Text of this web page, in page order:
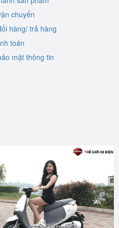
chuyển
hàng/ trả hàng
toán
mật thông tin